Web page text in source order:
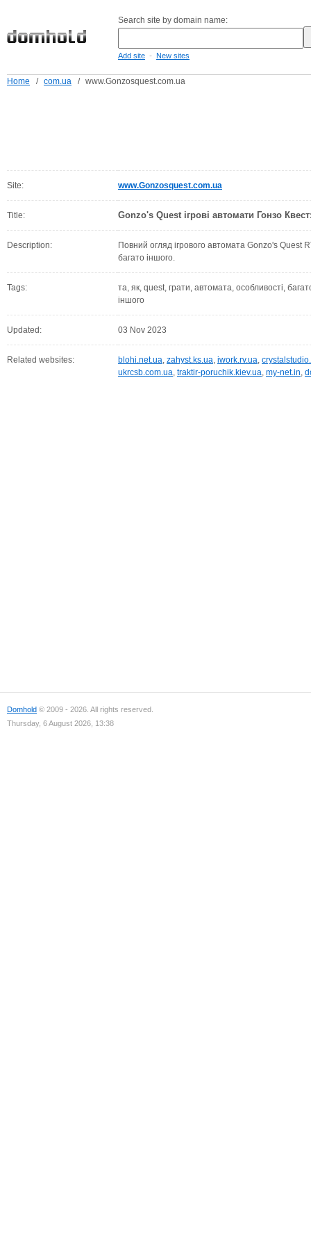
Search site by domain name:
Add site - New sites
Home / com.ua / www.Gonzosquest.com.ua
Site: www.Gonzosquest.com.ua
Title: Gonzo's Quest ігрові автомати Гонзо
Description:
Повний огляд ігрового автомата Gonzo's Quest
багато іншого.
Tags:
та, як, quest, грати, автомата, особливості,
іншого
Updated: 03 Nov 2023
Related websites: blohi.net.ua, zahyst.ks.ua, iwork.rv.ua,
ukrcsb.com.ua, traktir-poruchik.kiev.ua, my-net.in,
Domhold © 2009 - 2026. All rights reserved.
Thursday, 6 August 2026, 13:38